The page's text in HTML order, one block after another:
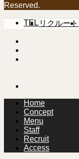
Reserved.
TEL リクルート
Home
Concept
Menu
Staff
Recruit
Access